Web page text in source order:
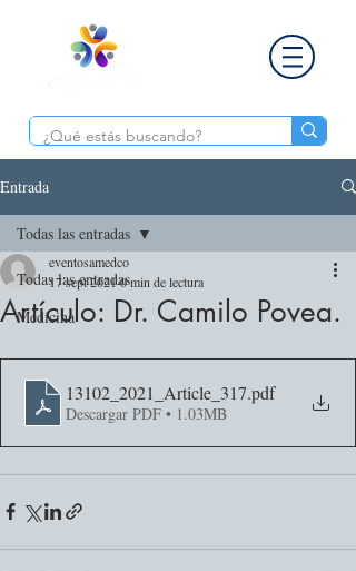
Entrada
Todas las entradas
Medicina
Todas las entradas
Artículo: Dr. Camilo Povea.
eventosamedco
17 sept 20210 min de lectura
13102_2021_Article_317.pdf
Descargar PDF • 1.03MB